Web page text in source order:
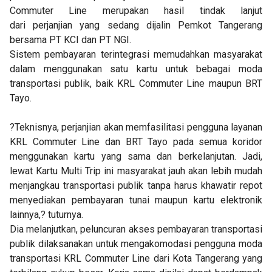
Commuter Line merupakan hasil tindak lanjut
dari perjanjian yang sedang dijalin Pemkot Tangerang
bersama PT KCI dan PT NGI.
Sistem pembayaran terintegrasi memudahkan masyarakat
dalam menggunakan satu kartu untuk bebagai moda
transportasi publik, baik KRL Commuter Line maupun BRT
Tayo.
?Teknisnya, perjanjian akan memfasilitasi pengguna layanan
KRL Commuter Line dan BRT Tayo pada semua koridor
menggunakan kartu yang sama dan berkelanjutan. Jadi,
lewat Kartu Multi Trip ini masyarakat jauh akan lebih mudah
menjangkau transportasi publik tanpa harus khawatir repot
menyediakan pembayaran tunai maupun kartu elektronik
lainnya,? tuturnya.
Dia melanjutkan, peluncuran akses pembayaran transportasi
publik dilaksanakan untuk mengakomodasi pengguna moda
transportasi KRL Commuter Line dari Kota Tangerang yang